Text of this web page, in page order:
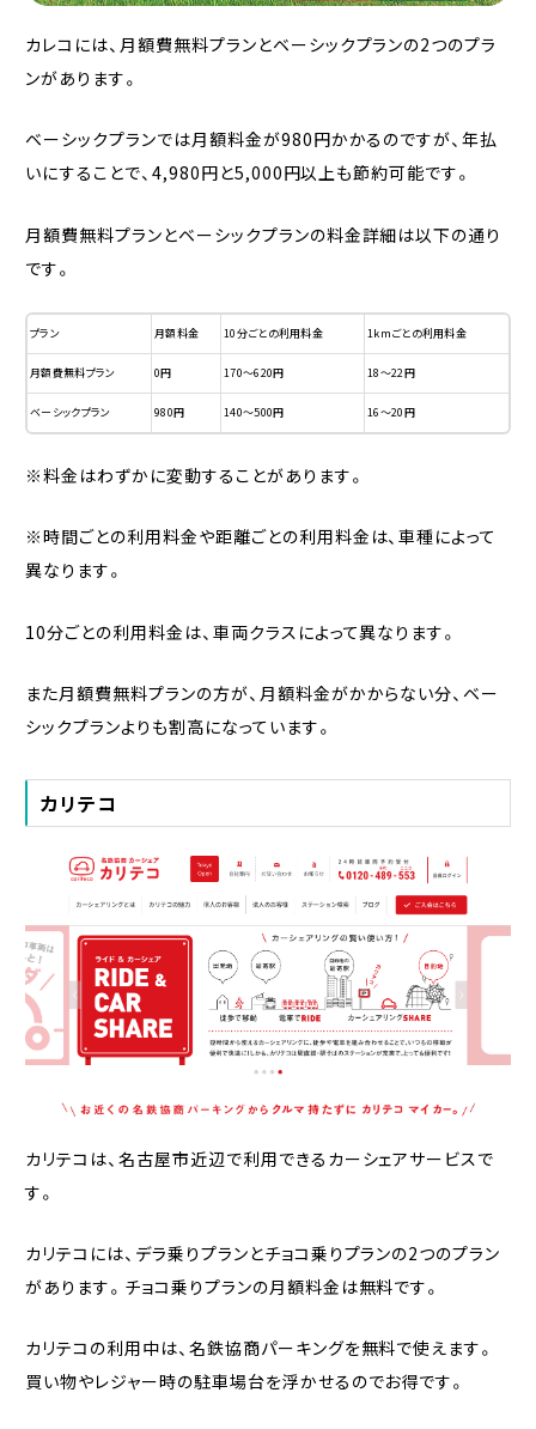
カレコには、月額費無料プランとベーシックプランの2つのプラ
ンがあります。
ベーシックプランでは月額料金が980円かかるのですが、年払
いにすることで、4,980円と5,000円以上も節約可能です。
月額費無料プランとベーシックプランの料金詳細は以下の通り
です。
プラン 月額料金 10分ごとの利用料金 1kmごとの利用料金
月額費無料プラン 0円 170〜620円 18〜22円
ベーシックプラン 980円 140〜500円 16〜20円
※料金はわずかに変動することがあります。
※時間ごとの利用料金や距離ごとの利用料金は、車種によって
異なります。
10分ごとの利用料金は、車両クラスによって異なります。
また月額費無料プランの方が、月額料金がかからない分、ベー
シックプランよりも割高になっています。
カリテコ
カリテコは、名古屋市近辺で利用できるカーシェアサービスで
す。
カリテコには、デラ乗りプランとチョコ乗りプランの2つのプラン
があります。チョコ乗りプランの月額料金は無料です。
カリテコの利用中は、名鉄協商パーキングを無料で使えます。
買い物やレジャー時の駐車場台を浮かせるのでお得です。